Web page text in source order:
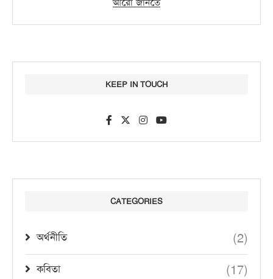
আরো জানতে
KEEP IN TOUCH
CATEGORIES
অর্থনীতি (2)
কবিতা (17)